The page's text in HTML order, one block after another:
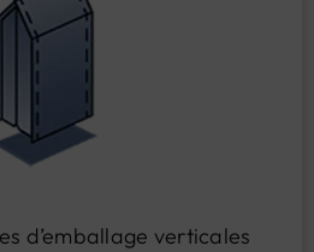
d’emballage verticales